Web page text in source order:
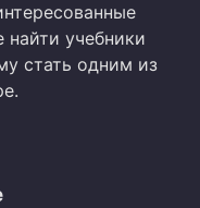
учебники
стать одним из